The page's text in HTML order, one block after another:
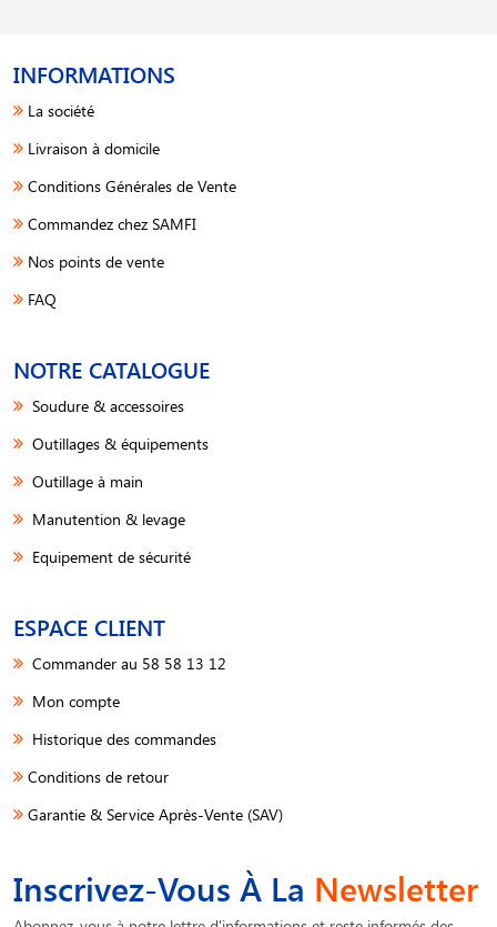
INFORMATIONS
La société
Livraison à domicile
Conditions Générales de Vente
Commandez chez SAMFI
Nos points de vente
FAQ
NOTRE CATALOGUE
Soudure & accessoires
Outillages & équipements
Outillage à main
Manutention & levage
Equipement de sécurité
ESPACE CLIENT
Commander au 58 58 13 12
Mon compte
Historique des commandes
Conditions de retour
Garantie & Service Après-Vente (SAV)
Inscrivez-Vous À La Newsletter